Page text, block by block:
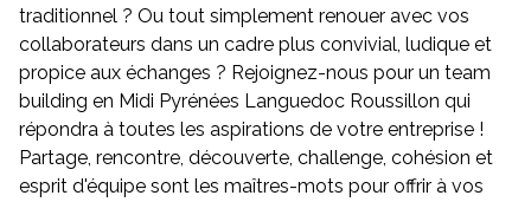
traditionnel ? Ou tout simplement renouer avec vos
collaborateurs dans un cadre plus convivial, ludique et
propice aux échanges ? Rejoignez-nous pour un team
building en Midi Pyrénées Languedoc Roussillon qui
répondra à toutes les aspirations de votre entreprise !
Partage, rencontre, découverte, challenge, cohésion et
esprit d'équipe sont les maîtres-mots pour offrir à vos